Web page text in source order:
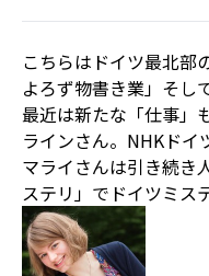
こちらはドイツ最北部
よろず物書き業」そし
最近は新たな「仕事」
ラインさん。NHKドイ
マライさんは引き続き
ステリ」でドイツミス